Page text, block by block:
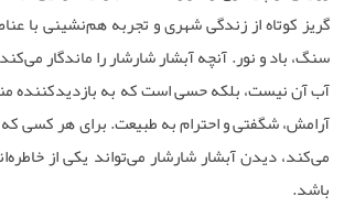
گریز کوتاه از زندگی شهری و تجربه هم‌نشینی با
سنگ، باد و نور. آنچه آبشار شارشار را ماندگار
آب آن نیست، بلکه حسی است که به بازدیدکننده
آرامش، شگفتی و احترام به طبیعت. برای هر کسی
می‌کند، دیدن آبشار شارشار می‌تواند یکی از
باشد.